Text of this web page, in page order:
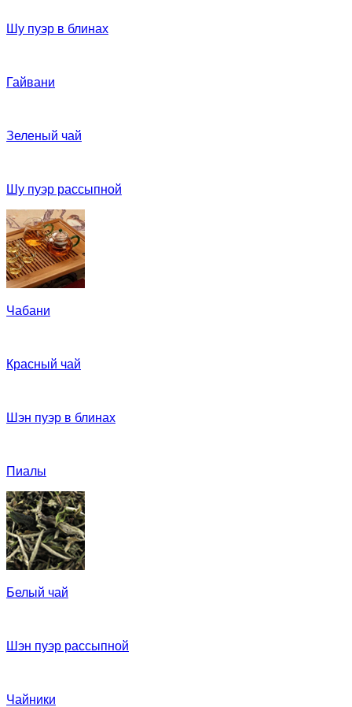
Шу пуэр в блинах
Гайвани
Зеленый чай
Шу пуэр рассыпной
Чабани
Красный чай
Шэн пуэр в блинах
Пиалы
Белый чай
Шэн пуэр рассыпной
Чайники